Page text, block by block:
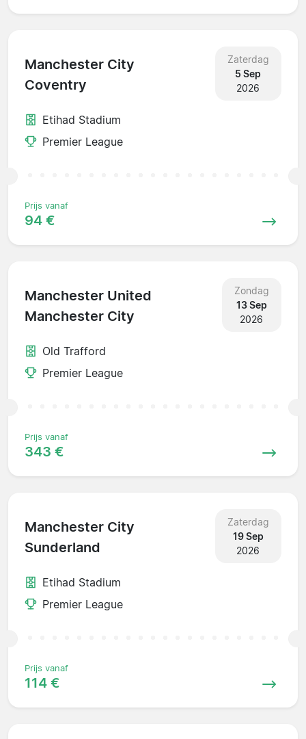
Manchester City
Coventry
Zaterdag
5 Sep
2026
Etihad Stadium
Premier League
Prijs vanaf
94 €
Manchester United
Manchester City
Zondag
13 Sep
2026
Old Trafford
Premier League
Prijs vanaf
343 €
Manchester City
Sunderland
Zaterdag
19 Sep
2026
Etihad Stadium
Premier League
Prijs vanaf
114 €